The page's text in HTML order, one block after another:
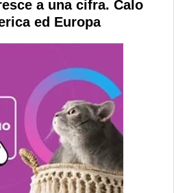
a una cifra. Calo
ed Europa